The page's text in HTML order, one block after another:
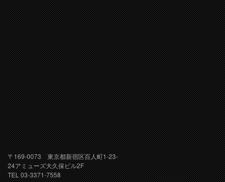
〒169-0073 東京都新宿区百人町1-23-
24アミューズ大久保ビル2F
TEL 03-3371-7558